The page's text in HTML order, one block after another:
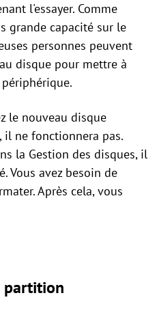
l'essayer. Comme
grande capacité sur le
personnes peuvent
disque pour mettre à
le nouveau disque
il ne fonctionnera pas.
la Gestion des disques, il
Vous avez besoin de
Après cela, vous
partition